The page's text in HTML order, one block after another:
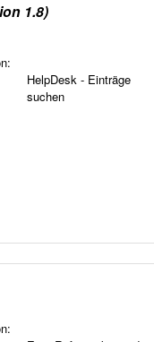
1.8)
HelpDesk - Einträge
suchen